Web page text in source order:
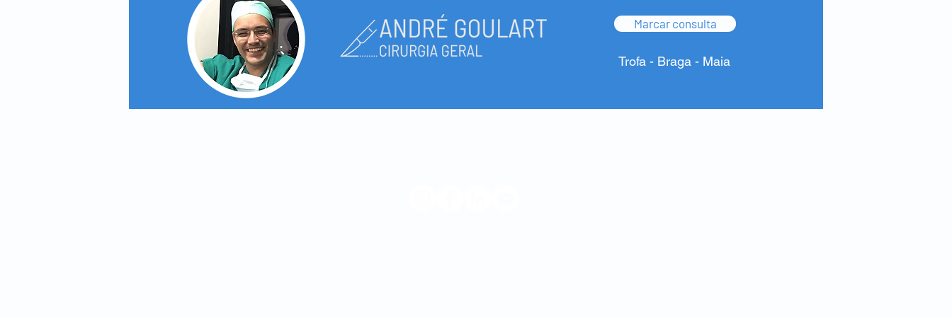
Marcar consulta
Trofa - Braga - Maia